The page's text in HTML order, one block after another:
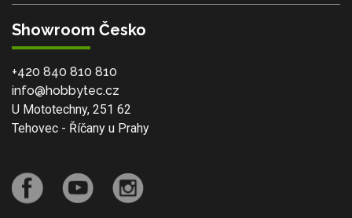
Showroom Česko
+420 840 810 810
info@hobbytec.cz
U Mototechny, 251 62
Tehovec - Říčany u Prahy